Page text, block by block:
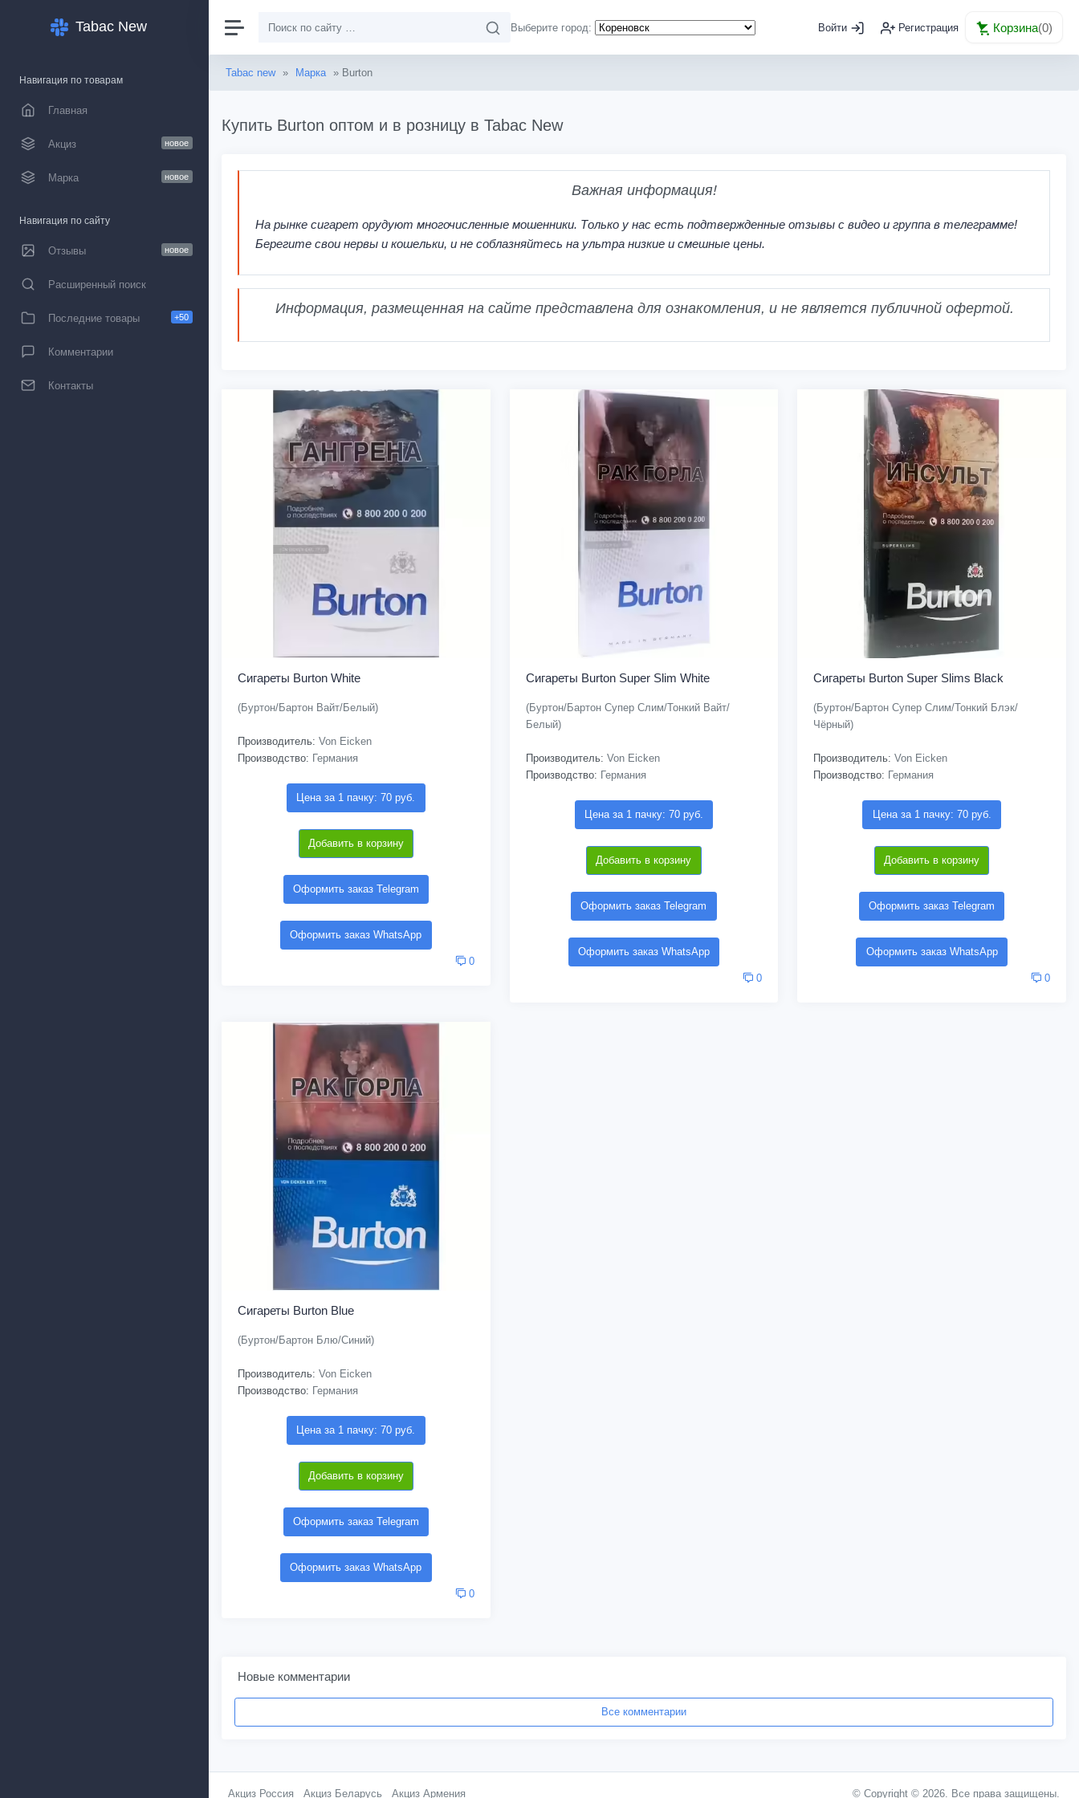
Tabac New
Навигация по товарам
Главная
Акциз новое
Марка новое
Навигация по сайту
Отзывы новое
Расширенный поиск
Последние товары +50
Комментарии
Контакты
Выберите город: Войти Регистрация Корзина(0)
Tabac new » Марка » Burton
Купить Burton оптом и в розницу в Tabac New
Важная информация!
На рынке сигарет орудуют многочисленные мошенники. Только у нас есть подтвержденные отзывы с видео и группа в телеграмме!
Берегите свои нервы и кошельки, и не соблазняйтесь на ультра низкие и смешные цены.
Информация, размещенная на сайте представлена для ознакомления, и не является публичной офертой.
Сигареты Burton White
(Буртон/Бартон Вайт/Белый)
Производитель: Von Eicken
Производство: Германия
Цена за 1 пачку: 70 руб.
Добавить в корзину
Оформить заказ Telegram
Оформить заказ WhatsApp
0
Сигареты Burton Super Slim White
(Буртон/Бартон Супер Слим/Тонкий Вайт/
Белый)
Производитель: Von Eicken
Производство: Германия
Цена за 1 пачку: 70 руб.
Добавить в корзину
Оформить заказ Telegram
Оформить заказ WhatsApp
0
Сигареты Burton Super Slims Black
(Буртон/Бартон Супер Слим/Тонкий Блэк/
Чёрный)
Производитель: Von Eicken
Производство: Германия
Цена за 1 пачку: 70 руб.
Добавить в корзину
Оформить заказ Telegram
Оформить заказ WhatsApp
0
Сигареты Burton Blue
(Буртон/Бартон Блю/Синий)
Производитель: Von Eicken
Производство: Германия
Цена за 1 пачку: 70 руб.
Добавить в корзину
Оформить заказ Telegram
Оформить заказ WhatsApp
0
Новые комментарии
Все комментарии
Акциз Россия Акциз Беларусь Акциз Армения © Copyright © 2026. Все права защищены.